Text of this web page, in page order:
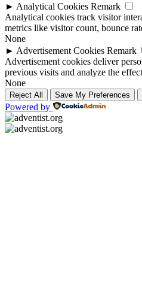
► Analytical Cookies Remark
Analytical cookies track visitor
metrics like visitor count, bounce
None
► Advertisement Cookies Remark
Advertisement cookies deliver
previous visits and analyze the
None
Reject All Save My Preferences
Powered by